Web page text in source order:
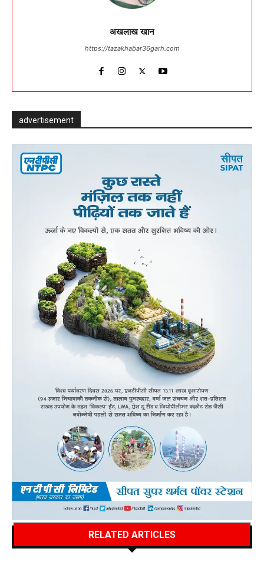
अखलाख खान
https://tazakhabar36garh.com
advertisement
RELATED ARTICLES